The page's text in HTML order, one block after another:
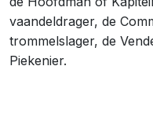
vaandeldrager, de
trommelslager, de
Piekenier.